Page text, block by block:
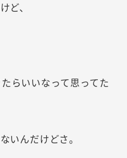
ど、
らいいなって思ってた
いんだけどさ。